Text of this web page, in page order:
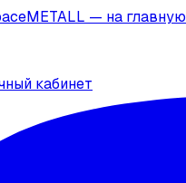
— на главную
кабинет